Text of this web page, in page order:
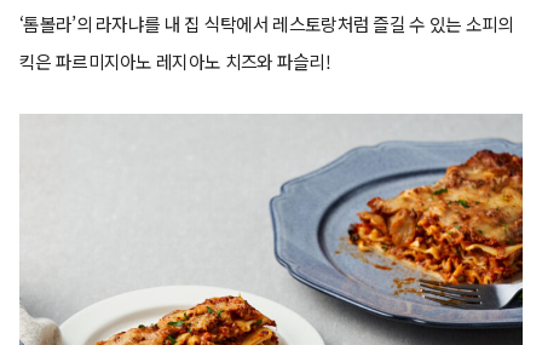
‘톰볼라’의 라자냐를 내 집 식탁에서 레스토랑처럼 즐길 수 있는 소피의
킥은 파르미지아노 레지아노 치즈와 파슬리!